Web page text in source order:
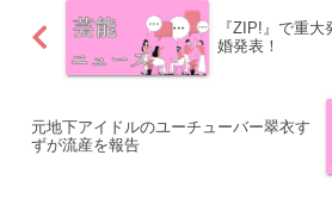
『ZIP!』で重
婚発表！
元地下アイドルのユーチューバー翠衣す
ずが流産を報告